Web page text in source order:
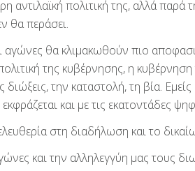
αντιλαϊκή πολιτική της, αλλά
θα περάσει.
αγώνες θα κλιμακωθούν πιο
της κυβέρνησης, η
διώξεις, την καταστολή, τη βία.
και με τις εκατοντάδες
στη διαδήλωση και το
και την αλληλεγγύη μας τους